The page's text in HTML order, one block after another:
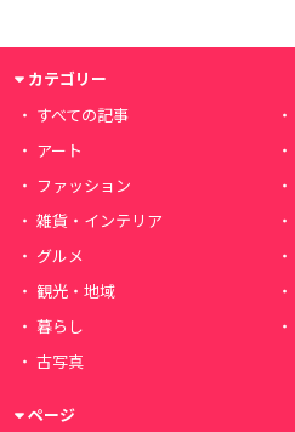
カテゴリー
すべての記事
アート
ファッション
雑貨・インテリア
グルメ
観光・地域
暮らし
古写真
ページ